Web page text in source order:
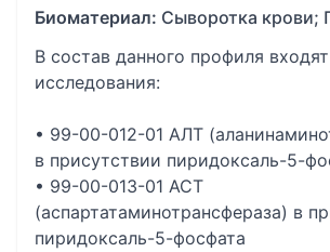
Биоматериал: Сыворотка крови;
В состав данного профиля
исследования:
• 99-00-012-01 АЛТ
в присутствии пиридоксаль-5-
• 99-00-013-01 АСТ
(аспартатаминотрансфераза) в
пиридоксаль-5-фосфата